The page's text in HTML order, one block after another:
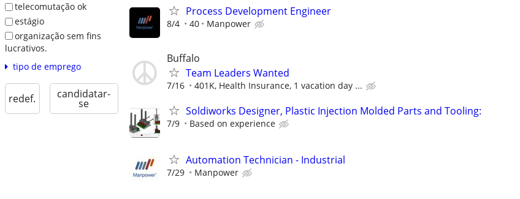
telecomutação ok
estágio
organização sem fins
lucrativos.
tipo de emprego
redef. candidatar-
se
Process Development Engineer
8/4 40 Manpower
Buffalo
Team Leaders Wanted
7/16 401K, Health Insurance, 1 vacation day ...
Soldiworks Designer, Plastic Injection Molded Parts and Tooling:
7/9 Based on experience
Automation Technician - Industrial
7/29 Manpower